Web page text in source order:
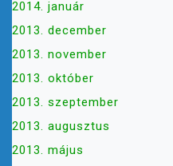
2014. január
2013. december
2013. november
2013. október
2013. szeptember
2013. augusztus
2013. május